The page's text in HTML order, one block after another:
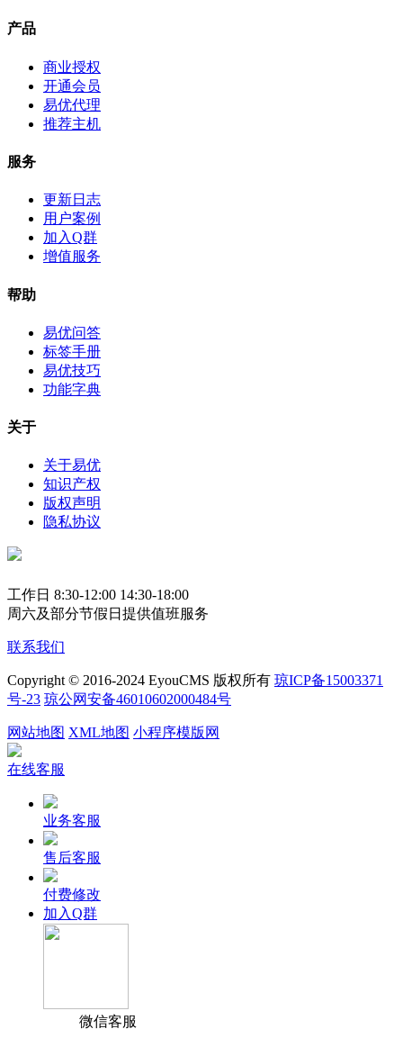
产品
商业授权
开通会员
易优代理
推荐主机
服务
更新日志
用户案例
加入Q群
增值服务
帮助
易优问答
标签手册
易优技巧
功能字典
关于
关于易优
知识产权
版权声明
隐私协议
工作日 8:30-12:00 14:30-18:00
周六及部分节假日提供值班服务
联系我们
Copyright © 2016-2024 EyouCMS 版权所有 琼ICP备15003371
号-23 琼公网安备46010602000484号
网站地图 XML地图 小程序模版网
在线客服
业务客服
售后客服
付费修改
加入Q群
微信客服